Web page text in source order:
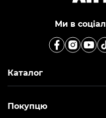
Ми в
Каталог
Покупцю